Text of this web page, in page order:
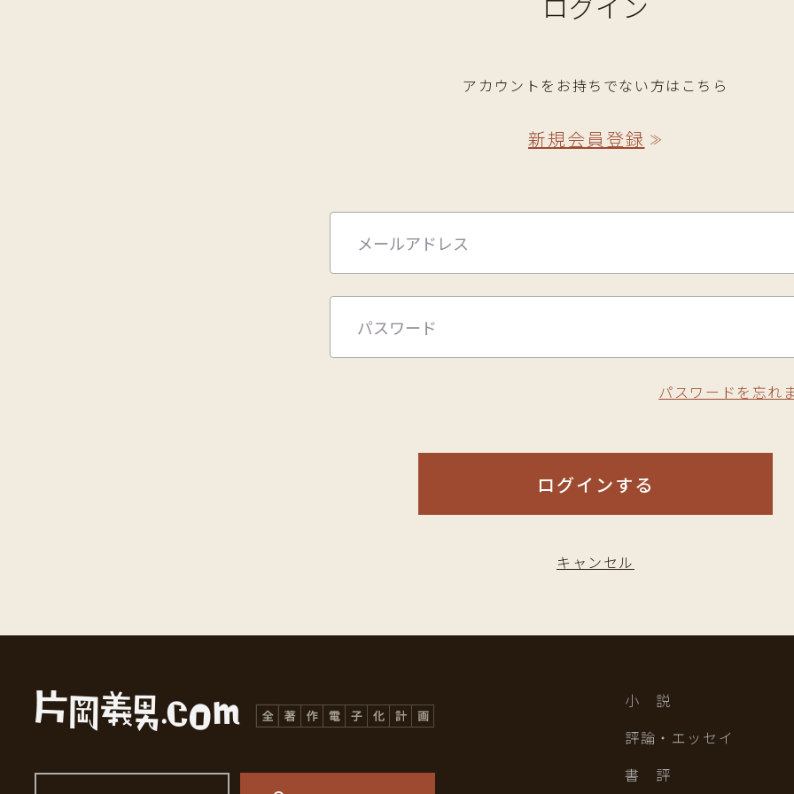
アカウントをお持ちでない方はこちら
新規会員登録 ≫
パスワードを忘れ
ログインする
キャンセル
小 説
評論・エッセイ
書 評